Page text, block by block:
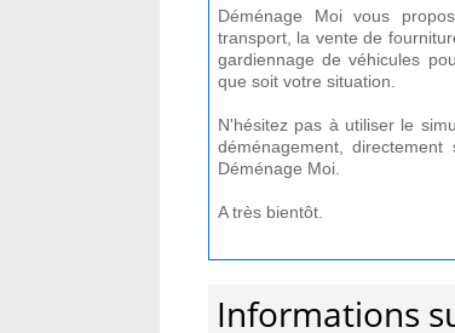
Déménage Moi vous
transport, la vente de
gardiennage de véhicules
que soit votre situation.
N'hésitez pas à utiliser le
déménagement,
Déménage Moi.
A très bientôt.
Informations